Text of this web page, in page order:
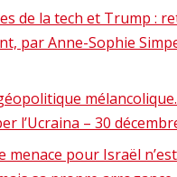
de la tech et Trump :
par Anne-Sophie
l’Ucraina – 30
menace pour Israël